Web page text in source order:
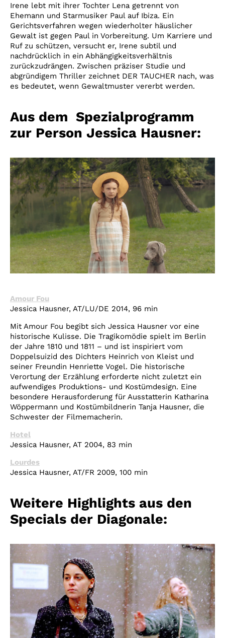
Irene lebt mit ihrer Tochter Lena getrennt von
Ehemann und Starmusiker Paul auf Ibiza. Ein
Gerichtsverfahren wegen wiederholter häuslicher
Gewalt ist gegen Paul in Vorbereitung. Um Karriere und
Ruf zu schützen, versucht er, Irene subtil und
nachdrücklich in ein Abhängigkeitsverhältnis
zurückzudrängen. Zwischen präziser Studie und
abgründigem Thriller zeichnet DER TAUCHER nach, was
es bedeutet, wenn Gewaltmuster vererbt werden.
Aus dem Spezialprogramm
zur Person Jessica Hausner:
Amour Fou
Jessica Hausner, AT/LU/DE 2014, 96 min
Mit Amour Fou begibt sich Jessica Hausner vor eine
historische Kulisse. Die Tragikomödie spielt im Berlin
der Jahre 1810 und 1811 – und ist inspiriert vom
Doppelsuizid des Dichters Heinrich von Kleist und
seiner Freundin Henriette Vogel. Die historische
Verortung der Erzählung erforderte nicht zuletzt ein
aufwendiges Produktions- und Kostümdesign. Eine
besondere Herausforderung für Ausstatterin Katharina
Wöppermann und Kostümbildnerin Tanja Hausner, die
Schwester der Filmemacherin.
Hotel
Jessica Hausner, AT 2004, 83 min
Lourdes
Jessica Hausner, AT/FR 2009, 100 min
Weitere Highlights aus den
Specials der Diagonale: